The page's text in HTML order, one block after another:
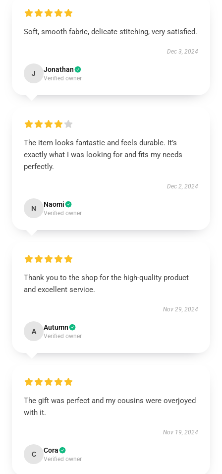
Soft, smooth fabric, delicate stitching, very satisfied.
Dec 3, 2024
J Jonathan
Verified owner
The item looks fantastic and feels durable. It’s
exactly what I was looking for and fits my needs
perfectly.
Dec 2, 2024
N Naomi
Verified owner
Thank you to the shop for the high-quality product
and excellent service.
Nov 29, 2024
A Autumn
Verified owner
The gift was perfect and my cousins were overjoyed
with it.
Nov 19, 2024
C Cora
Verified owner